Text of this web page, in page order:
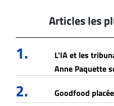
Articles les
1.
L'IA et les
Anne Paquette
2. Goodfood